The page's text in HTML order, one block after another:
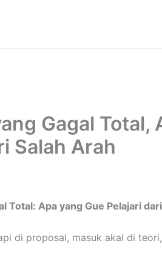
Gagal Total,
Salah Arah
Total: Apa yang Gue Pelajari
di proposal, masuk akal di